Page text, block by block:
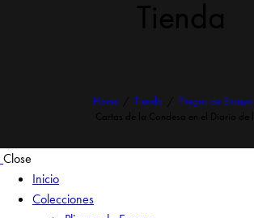
Home Tienda
Pliegos de Ensayo
Close
Inicio
Colecciones